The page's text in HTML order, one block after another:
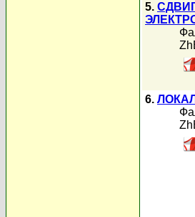
5.
6.